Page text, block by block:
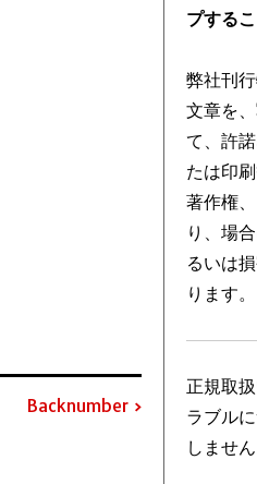
Backnumber
プする
弊社刊
文章を
て、許
たは印
著作権
り、場
るいは
ります
正規取
ラブル
しません